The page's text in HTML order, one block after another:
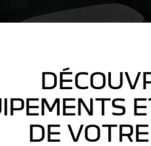
DE